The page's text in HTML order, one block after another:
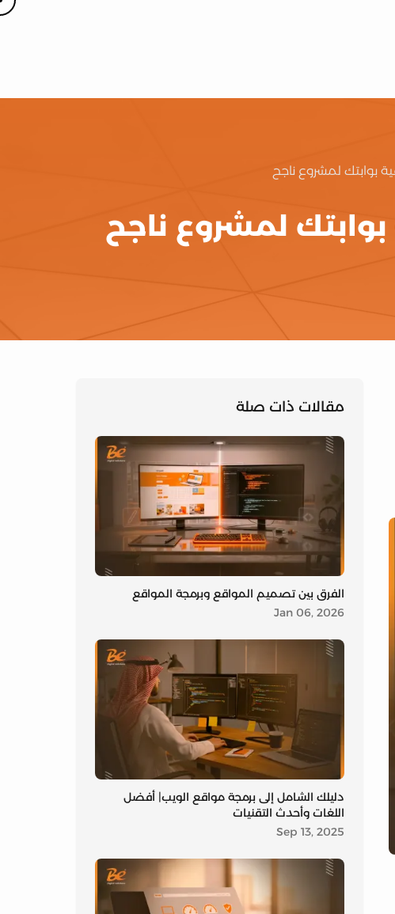
بوابتك لمشروع ناجح
لمشروع ناجح
مقالات ذات صلة
الفرق بين تصميم المواقع وبرمجة المواقع
Jan 06, 2026
دليلك الشامل إلى برمجة مواقع الويب| أفضل
اللغات وأحدث التقنيات
Sep 13, 2025